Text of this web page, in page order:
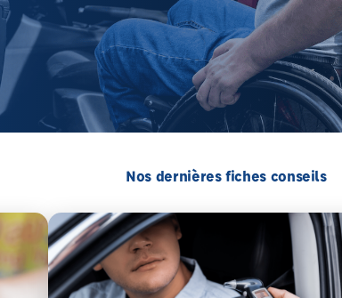
Nos dernières fiches conseils